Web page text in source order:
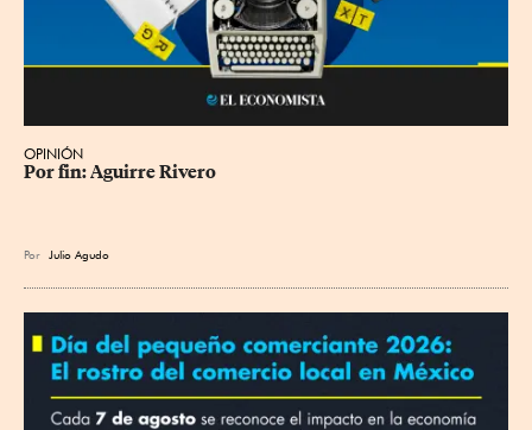
OPINIÓN
Por fin: Aguirre Rivero
Por Julio Agudo